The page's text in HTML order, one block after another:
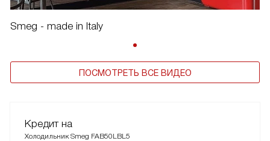
Smeg - made in Italy
ПОСМОТРЕТЬ ВСЕ ВИДЕО
Кредит на
Холодильник Smeg FAB50LBL5